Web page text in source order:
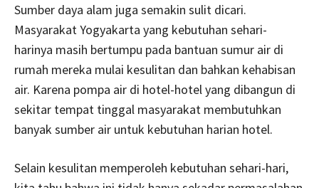
Sumber daya alam juga semakin sulit dicari.
Masyarakat Yogyakarta yang kebutuhan sehari-
harinya masih bertumpu pada bantuan sumur air di
rumah mereka mulai kesulitan dan bahkan kehabisan
air. Karena pompa air di hotel-hotel yang dibangun di
sekitar tempat tinggal masyarakat membutuhkan
banyak sumber air untuk kebutuhan harian hotel.
Selain kesulitan memperoleh kebutuhan sehari-hari,